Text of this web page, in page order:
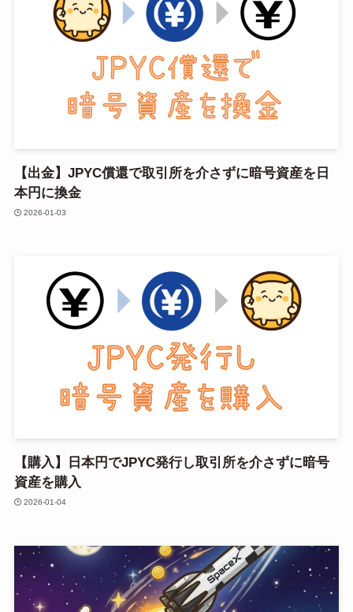
【出金】JPYC償還で取引所を介さずに暗号資産を日
本円に換金
2026-01-03
【購入】日本円でJPYC発行し取引所を介さずに暗号
資産を購入
2026-01-04